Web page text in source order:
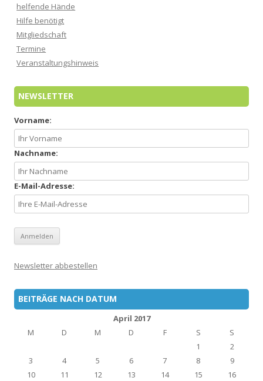
helfende Hände
Hilfe benötigt
Mitgliedschaft
Termine
Veranstaltungshinweis
NEWSLETTER
Vorname:
Nachname:
E-Mail-Adresse:
Newsletter abbestellen
BEITRÄGE NACH DATUM
April 2017
M
D M D F S
S
1
2
3
4 5 6 7 8
9
10
11 12 13 14 15
16